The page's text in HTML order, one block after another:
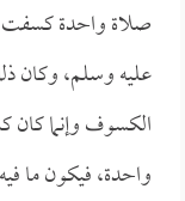
صلاة واحدة كسفت
عليه وسلم، وكان
الكسوف وإنما
واحدة، فيكون ما